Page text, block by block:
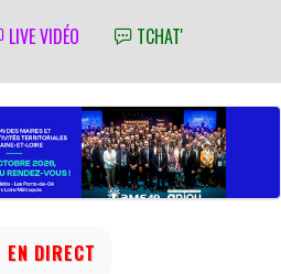
LIVE VIDÉO TCHAT'
EN DIRECT